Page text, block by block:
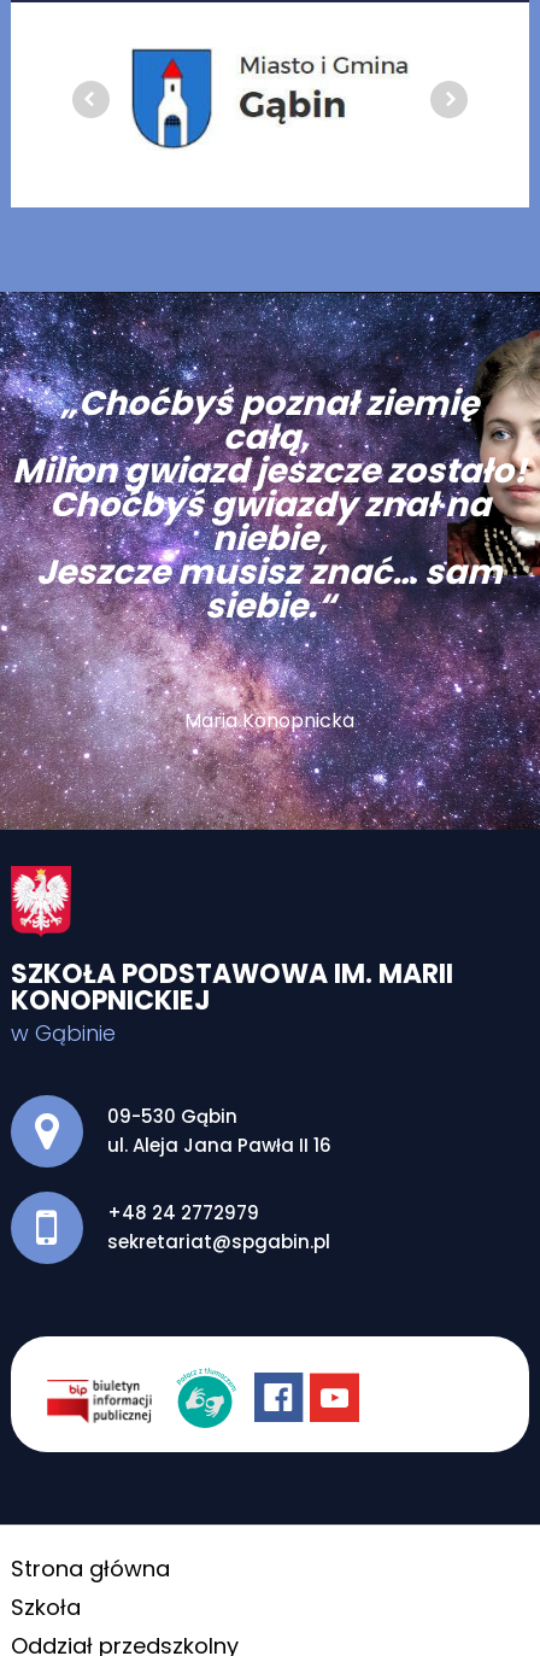
„Choćbyś poznał ziemię
całą,
Milion gwiazd jeszcze zostało!
Choćbyś gwiazdy znał na
niebie,
Jeszcze musisz znać… sam
siebie.“
Maria Konopnicka
SZKOŁA PODSTAWOWA IM. MARII
KONOPNICKIEJ
w Gąbinie
Adres pocztowy:
09-530 Gąbin
ul. Aleja Jana Pawła II 16
+48 24 2772979
sekretariat@spgabin.pl
Strona główna
Szkoła
Oddział przedszkolny